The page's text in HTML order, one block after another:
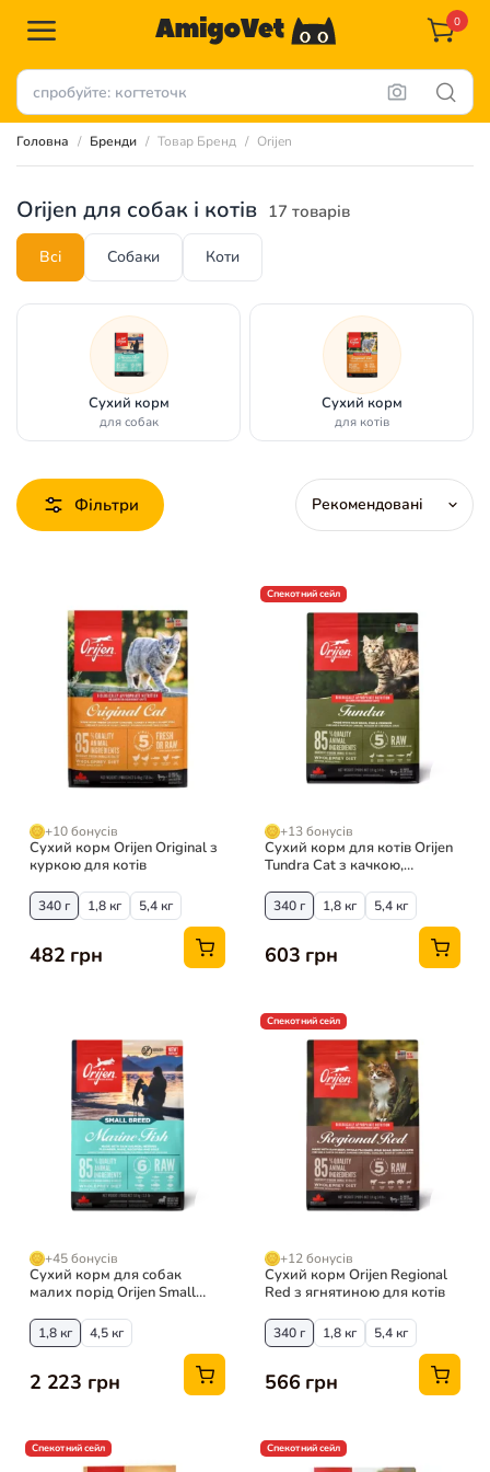
0
Головна Бренди Товар Бренд Orijen
Orijen для собак і котів 17 товарів
Всі Собаки Коти
Сухий корм
для собак
Сухий корм
для котів
Фільтри
+10 бонусів
Сухий корм Orijen Original з
куркою для котів
340 г 1,8 кг 5,4 кг
482 грн
Спекотний сейл
+13 бонусів
Сухий корм для котів Orijen
Tundra Cat з качкою,
340 г 1,8 кг 5,4 кг
603 грн
+45 бонусів
Сухий корм для собак
малих порід Orijen Small
оселедцем
1,8 кг 4,5 кг
2 223 грн
Спекотний сейл
+12 бонусів
Сухий корм Orijen Regional
Red з ягнятиною для котів
340 г 1,8 кг 5,4 кг
566 грн
Спекотний сейл Спекотний сейл